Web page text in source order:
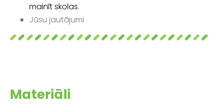
mainīt skolas.
Jūsu jautājumi
Materiāli